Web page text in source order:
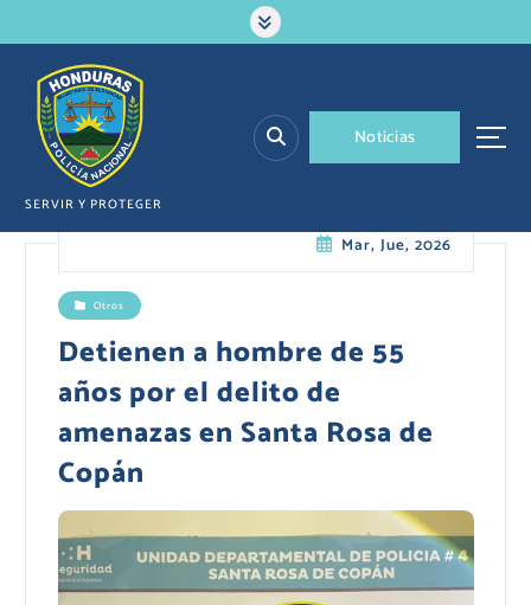
a
SERVIR Y PROTEGER
Noticias
Mar, Jue, 2026
Otros
Detienen a hombre de 55
años por el delito de
amenazas en Santa Rosa de
Copán